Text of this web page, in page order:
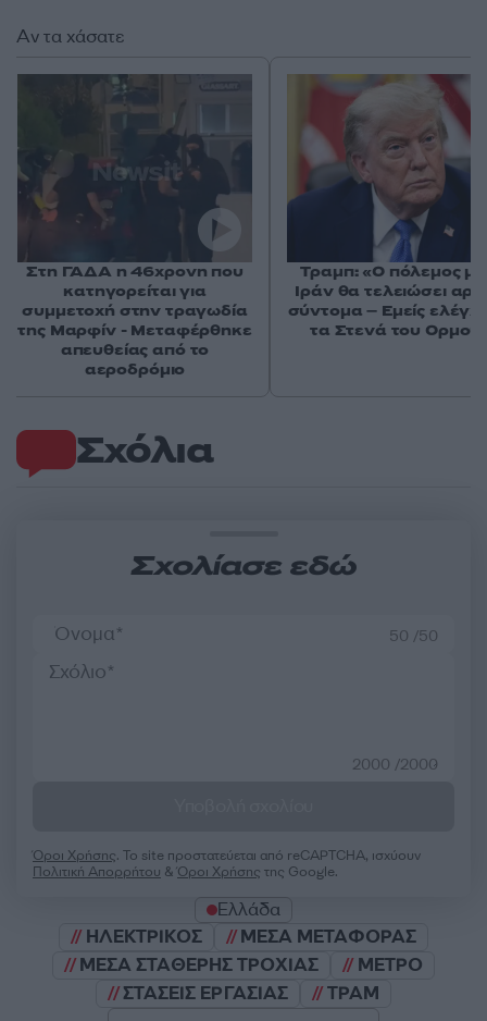
Σχόλια
Σχολίασε εδώ
50 /50
2000 /2000
Όροι Χρήσης. Το site προστατεύεται από reCAPTCHA, ισχύουν
Πολιτική Απορρήτου &Όροι Χρήσης της Google.
Ελλάδα
ΗΛΕΚΤΡΙΚΟΣ
ΜΕΣΑ ΜΕΤΑΦΟΡΑΣ
ΜΕΣΑ ΣΤΑΘΕΡΗΣ ΤΡΟΧΙΑΣ
ΜΕΤΡΟ
ΣΤΑΣΕΙΣ ΕΡΓΑΣΙΑΣ
ΤΡΑΜ
Αν τα χάσατε
Στη ΓΑΔΑ η 46χρονη που
κατηγορείται για
συμμετοχή στην τραγωδία
της Μαρφίν - Μεταφέρθηκε
απευθείας από το
αεροδρόμιο
Τραμπ: «Ο πόλεμος με
Ιράν θα τελειώσει
σύντομα – Εμείς
τα Στενά του